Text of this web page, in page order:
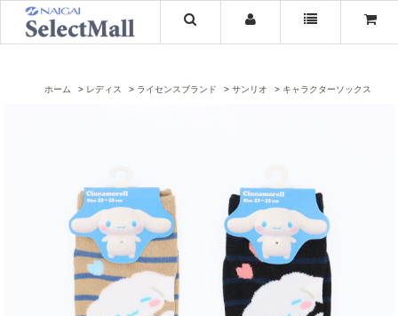
ホーム レディス ライセンスブランド サンリオ キャラクターソックス